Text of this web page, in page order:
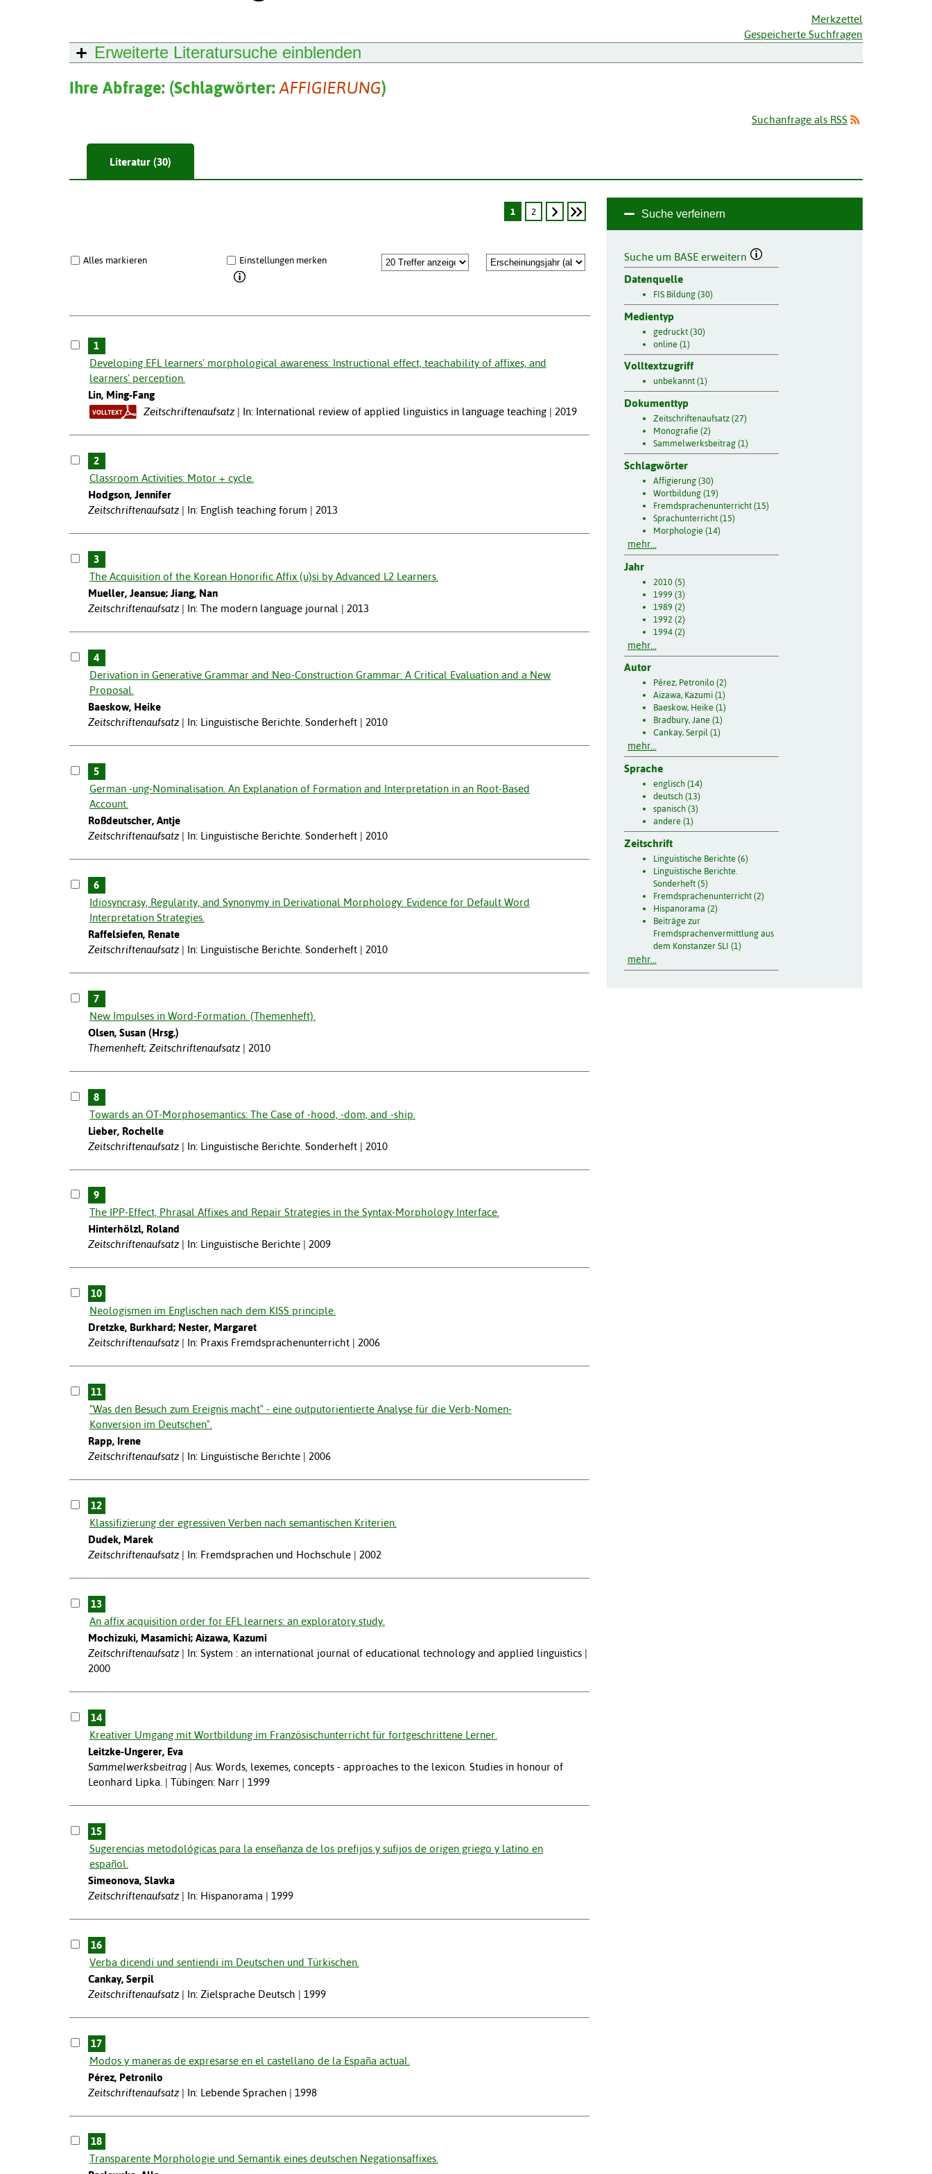
Merkzettel
Gespeicherte Suchfragen
Erweiterte Literatursuche einblenden
Ihre Abfrage: (Schlagwörter: AFFIGIERUNG)
Suchanfrage als RSS
Literatur (30)
1 2
Alles markieren Einstellungen merken
1
Developing EFL learners' morphological awareness: Instructional effect, teachability of affixes, and
learners' perception.
Lin, Ming-Fang
Zeitschriftenaufsatz
In: International review of applied linguistics in language teaching | 2019
2
Classroom Activities: Motor + cycle.
Hodgson, Jennifer
Zeitschriftenaufsatz
In: English teaching forum | 2013
3
The Acquisition of the Korean Honorific Affix (u)si by Advanced L2 Learners.
Mueller, Jeansue; Jiang, Nan
Zeitschriftenaufsatz
In: The modern language journal | 2013
4
Derivation in Generative Grammar and Neo-Construction Grammar: A Critical Evaluation and a New
Proposal.
Baeskow, Heike
Zeitschriftenaufsatz
In: Linguistische Berichte. Sonderheft | 2010
5
German -ung-Nominalisation. An Explanation of Formation and Interpretation in an Root-Based
Account.
Roßdeutscher, Antje
Zeitschriftenaufsatz
In: Linguistische Berichte. Sonderheft | 2010
6
Idiosyncrasy, Regularity, and Synonymy in Derivational Morphology: Evidence for Default Word
Interpretation Strategies.
Raffelsiefen, Renate
Zeitschriftenaufsatz
In: Linguistische Berichte. Sonderheft | 2010
7
New Impulses in Word-Formation. (Themenheft).
Olsen, Susan (Hrsg.)
Themenheft; Zeitschriftenaufsatz
2010
8
Towards an OT-Morphosemantics: The Case of -hood, -dom, and -ship.
Lieber, Rochelle
Zeitschriftenaufsatz
In: Linguistische Berichte. Sonderheft | 2010
9
The IPP-Effect, Phrasal Affixes and Repair Strategies in the Syntax-Morphology Interface.
Hinterhölzl, Roland
Zeitschriftenaufsatz
In: Linguistische Berichte | 2009
10
Neologismen im Englischen nach dem KISS principle.
Dretzke, Burkhard; Nester, Margaret
Zeitschriftenaufsatz
In: Praxis Fremdsprachenunterricht | 2006
11
"Was den Besuch zum Ereignis macht" - eine outputorientierte Analyse für die Verb-Nomen-
Konversion im Deutschen".
Rapp, Irene
Zeitschriftenaufsatz
In: Linguistische Berichte | 2006
12
Klassifizierung der egressiven Verben nach semantischen Kriterien.
Dudek, Marek
Zeitschriftenaufsatz
In: Fremdsprachen und Hochschule | 2002
13
An affix acquisition order for EFL learners: an exploratory study.
Mochizuki, Masamichi; Aizawa, Kazumi
Zeitschriftenaufsatz
In: System : an international journal of educational technology and applied linguistics |
2000
14
Kreativer Umgang mit Wortbildung im Französischunterricht für fortgeschrittene Lerner.
Leitzke-Ungerer, Eva
Sammelwerksbeitrag
Aus: Words, lexemes, concepts - approaches to the lexicon. Studies in honour of
Leonhard Lipka. | Tübingen: Narr | 1999
15
Sugerencias metodológicas para la enseñanza de los prefijos y sufijos de origen griego y latino en
español.
Simeonova, Slavka
Zeitschriftenaufsatz
In: Hispanorama | 1999
16
Verba dicendi und sentiendi im Deutschen und Türkischen.
Cankay, Serpil
Zeitschriftenaufsatz
In: Zielsprache Deutsch | 1999
17
Modos y maneras de expresarse en el castellano de la España actual.
Pérez, Petronilo
Zeitschriftenaufsatz
In: Lebende Sprachen | 1998
18
Transparente Morphologie und Semantik eines deutschen Negationsaffixes.
Suche verfeinern
Suche um BASE erweitern
Datenquelle
FIS Bildung (30)
Medientyp
gedruckt (30)
online (1)
Volltextzugriff
unbekannt (1)
Dokumenttyp
Zeitschriftenaufsatz (27)
Monografie (2)
Sammelwerksbeitrag (1)
Schlagwörter
Affigierung (30)
Wortbildung (19)
Fremdsprachenunterricht (15)
Sprachunterricht (15)
Morphologie (14)
mehr...
Jahr
2010 (5)
1999 (3)
1989 (2)
1992 (2)
1994 (2)
mehr...
Autor
Pérez, Petronilo (2)
Aizawa, Kazumi (1)
Baeskow, Heike (1)
Bradbury, Jane (1)
Cankay, Serpil (1)
mehr...
Sprache
englisch (14)
deutsch (13)
spanisch (3)
andere (1)
Zeitschrift
Linguistische Berichte (6)
Linguistische Berichte.
Sonderheft (5)
Fremdsprachenunterricht (2)
Hispanorama (2)
Beiträge zur
Fremdsprachenvermittlung aus
dem Konstanzer SLI (1)
mehr...